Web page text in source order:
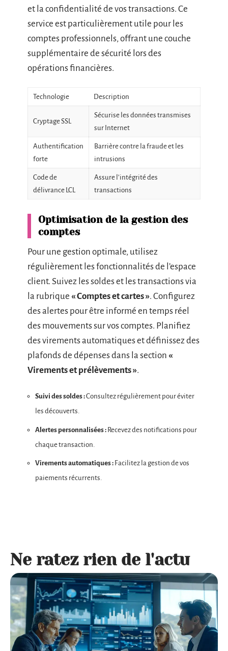
et la confidentialité de vos transactions. Ce
service est particulièrement utile pour les
comptes professionnels, offrant une couche
supplémentaire de sécurité lors des
opérations financières.
Technologie Description
Cryptage SSL
Sécurise les données transmises
sur Internet
Authentification
forte
Barrière contre la fraude et les
intrusions
Code de
délivrance LCL
Assure l’intégrité des
transactions
Optimisation de la gestion des
comptes
Pour une gestion optimale, utilisez
régulièrement les fonctionnalités de l’espace
client. Suivez les soldes et les transactions via
la rubrique « Comptes et cartes ». Configurez
des alertes pour être informé en temps réel
des mouvements sur vos comptes. Planifiez
des virements automatiques et définissez des
plafonds de dépenses dans la section «
Virements et prélèvements ».
Suivi des soldes :Consultez régulièrement pour éviter
les découverts.
Alertes personnalisées : Recevez des notifications pour
chaque transaction.
Virements automatiques : Facilitez la gestion de vos
paiements récurrents.
Ne ratez rien de l'actu